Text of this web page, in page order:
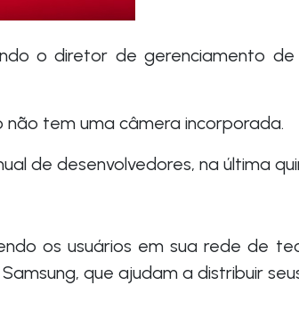
o diretor de gerenciamento
não tem uma câmera incorporada.
de desenvolvedores, na última
os usuários em sua rede de
que ajudam a distribuir